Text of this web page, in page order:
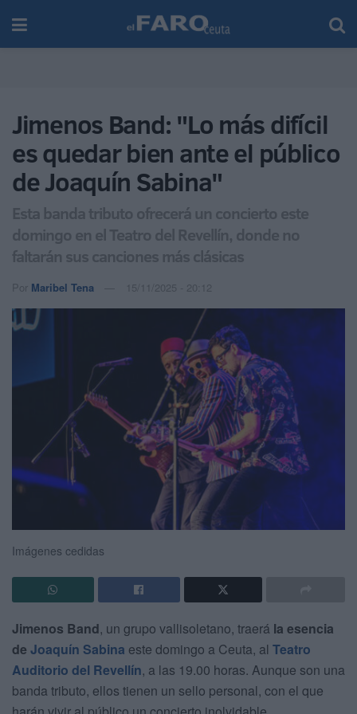
Jimenos Band: "Lo más difícil
es quedar bien ante el público
de Joaquín Sabina"
Esta banda tributo ofrecerá un concierto este
domingo en el Teatro del Revellín, donde no
faltarán sus canciones más clásicas
Por Maribel Tena 15/11/2025 - 20:12
Imágenes cedidas
Jimenos Band, un grupo vallisoletano, traerá la esencia
de Joaquín Sabina este domingo a Ceuta, al Teatro
Auditorio del Revellín, a las 19.00 horas. Aunque son una
banda tributo, ellos tienen un sello personal, con el que